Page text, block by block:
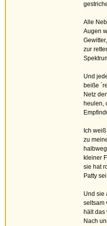
Alle
Augen
zur
Und
beiße
Netz
heulen,
Ich
zu
kleiner
sie hat
Patty
Und sie
seltsam
hält das
Nach